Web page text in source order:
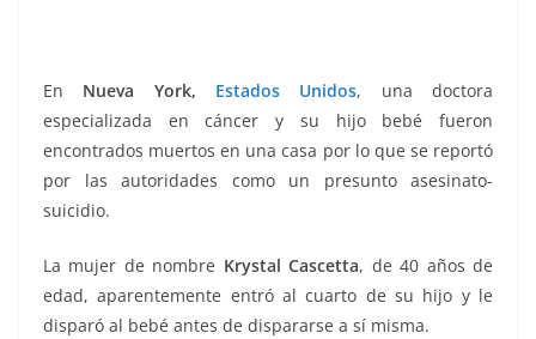
En Nueva York, Estados Unidos, una doctora
especializada en cáncer y su hijo bebé fueron
encontrados muertos en una casa por lo que se reportó
por las autoridades como un presunto asesinato-
suicidio.
La mujer de nombre Krystal Cascetta, de 40 años de
edad, aparentemente entró al cuarto de su hijo y le
disparó al bebé antes de dispararse a sí misma.